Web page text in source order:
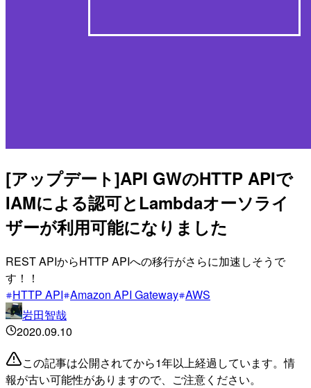
[アップデート]API GWのHTTP APIで
IAMによる認可とLambdaオーソライ
ザーが利用可能になりました
REST APIからHTTP APIへの移行がさらに加速しそうで
す！！
HTTP API Amazon API Gateway AWS
岩田智哉
2020.09.10
この記事は公開されてから1年以上経過しています。情
報が古い可能性がありますので、ご注意ください。